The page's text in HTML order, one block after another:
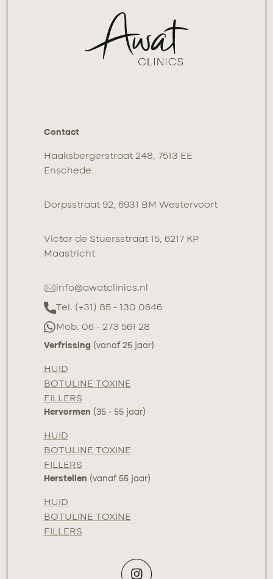
Contact
Haaksbergerstraat 248, 7513 EE
Enschede
Dorpsstraat 92, 6931 BM Westervoort
Victor de Stuersstraat 15, 6217 KP
Maastricht
info@awatclinics.nl
Tel. (+31) 85 - 130 0646
Mob. 06 - 273 561 28
Verfrissing (vanaf 25 jaar)
HUID
BOTULINE TOXINE
FILLERS
Hervormen (35 - 55 jaar)
HUID
BOTULINE TOXINE
FILLERS
Herstellen (vanaf 55 jaar)
HUID
BOTULINE TOXINE
FILLERS